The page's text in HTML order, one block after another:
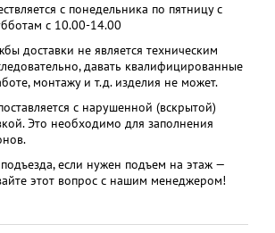
с понедельника по пятницу с
с 10.00-14.00
доставки не является техническим
давать квалифицированные
монтажу и т.д. изделия не может.
с нарушенной (вскрытой)
Это необходимо для заполнения
если нужен подъем на этаж —
этот вопрос с нашим менеджером!